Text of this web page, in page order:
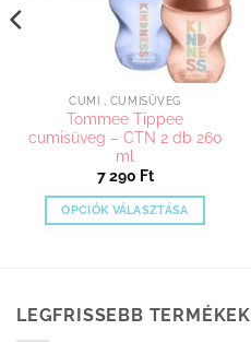
CUMI , CUMISÜVEG
Tommee Tippee
cumisüveg – CTN 2 db 260
ml
7 290 Ft
OPCIÓK VÁLASZTÁSA
variációja
LEGFRISSEBB TERMÉKEK